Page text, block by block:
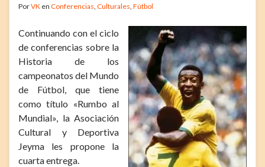
PorVK en Conferencias, Culturales, Fútbol
Continuando con el ciclo
de conferencias sobre la
Historia de los
campeonatos del Mundo
de Fútbol, que tiene
como título «Rumbo al
Mundial», la Asociación
Cultural y Deportiva
Jeyma les propone la
cuarta entrega.